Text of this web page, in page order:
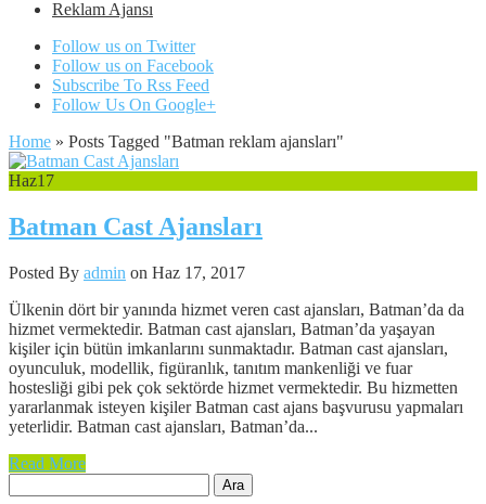
Reklam Ajansı
Follow us on Twitter
Follow us on Facebook
Subscribe To Rss Feed
Follow Us On Google+
Home » Posts Tagged "Batman reklam ajansları"
Haz17
Batman Cast Ajansları
Posted By admin on Haz 17, 2017
Ülkenin dört bir yanında hizmet veren cast ajansları, Batman’da da
hizmet vermektedir. Batman cast ajansları, Batman’da yaşayan
kişiler için bütün imkanlarını sunmaktadır. Batman cast ajansları,
oyunculuk, modellik, figüranlık, tanıtım mankenliği ve fuar
hostesliği gibi pek çok sektörde hizmet vermektedir. Bu hizmetten
yararlanmak isteyen kişiler Batman cast ajans başvurusu yapmaları
yeterlidir. Batman cast ajansları, Batman’da...
Read More